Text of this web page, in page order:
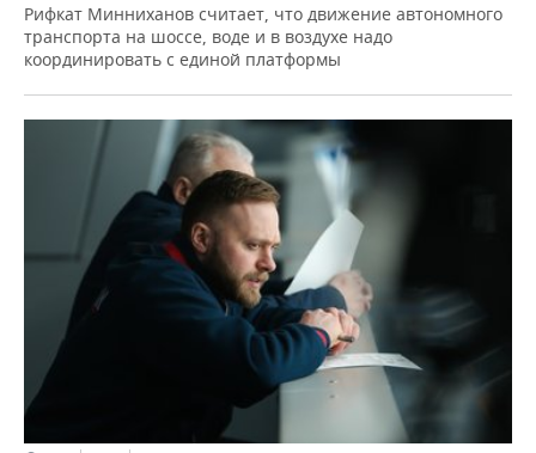
Рифкат Минниханов считает, что движение автономного
транспорта на шоссе, воде и в воздухе надо
координировать с единой платформы